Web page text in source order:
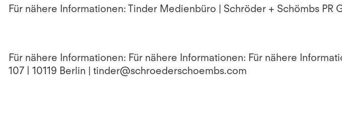
Für nähere Informationen: Tinder Medienbüro | Schröder + Schömbs
Für nähere Informationen: Für nähere Informationen: Für nähere
107 | 10119 Berlin | tinder@schroederschoembs.com